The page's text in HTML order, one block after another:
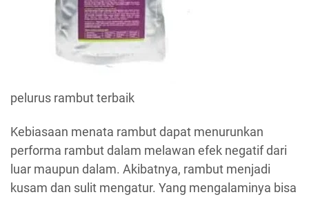
pelurus rambut terbaik
Kebiasaan menata rambut dapat menurunkan
performa rambut dalam melawan efek negatif dari
luar maupun dalam. Akibatnya, rambut menjadi
kusam dan sulit mengatur. Yang mengalaminya bisa